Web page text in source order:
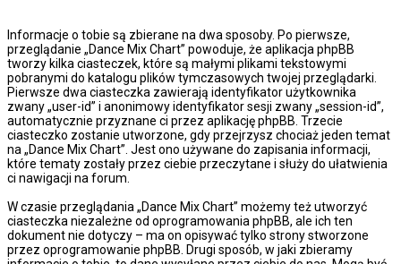
Informacje o tobie są zbierane na dwa sposoby. Po pierwsze,
przeglądanie „Dance Mix Chart” powoduje, że aplikacja phpBB
tworzy kilka ciasteczek, które są małymi plikami tekstowymi
pobranymi do katalogu plików tymczasowych twojej przeglądarki.
Pierwsze dwa ciasteczka zawierają identyfikator użytkownika
zwany „user-id” i anonimowy identyfikator sesji zwany „session-id”,
automatycznie przyznane ci przez aplikację phpBB. Trzecie
ciasteczko zostanie utworzone, gdy przejrzysz chociaż jeden temat
na „Dance Mix Chart”. Jest ono używane do zapisania informacji,
które tematy zostały przez ciebie przeczytane i służy do ułatwienia
ci nawigacji na forum.
W czasie przeglądania „Dance Mix Chart” możemy też utworzyć
ciasteczka niezależne od oprogramowania phpBB, ale ich ten
dokument nie dotyczy – ma on opisywać tylko strony stworzone
przez oprogramowanie phpBB. Drugi sposób, w jaki zbieramy